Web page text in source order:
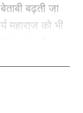
बढ़ती जा
महाराज को भी